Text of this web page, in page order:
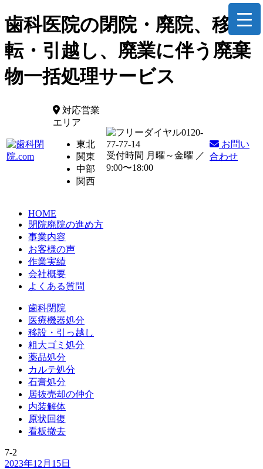
歯科医院の閉院・廃院、移
転・引越し、廃業に伴う廃棄
物一括処理サービス
対応営業
エリア
東北
関東
中部
関西
0120-
77-77-14
受付時間 月曜～金曜 ／
9:00〜18:00
お問い
合わせ
HOME
閉院廃院の進め方
事業内容
お客様の声
作業実績
会社概要
よくある質問
歯科閉院
医療機器処分
移設・引っ越し
粗大ゴミ処分
薬品処分
カルテ処分
石膏処分
居抜売却の仲介
内装解体
原状回復
看板撤去
7-2
2023年12月15日